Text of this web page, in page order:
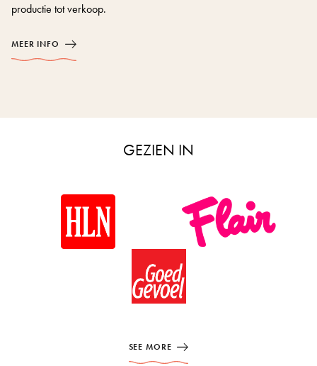
productie tot verkoop.
MEER INFO
GEZIEN IN
SEE MORE